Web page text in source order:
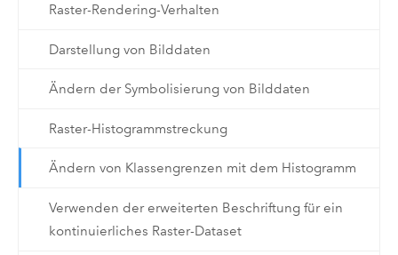
Raster-Rendering-Verhalten
Darstellung von Bilddaten
Ändern der Symbolisierung von Bilddaten
Raster-Histogrammstreckung
Ändern von Klassengrenzen mit dem Histogramm
Verwenden der erweiterten Beschriftung für ein
kontinuierliches Raster-Dataset